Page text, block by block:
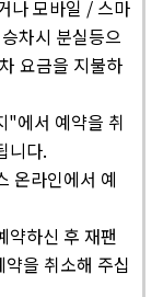
나 모바일 / 스마
차시 분실등으
요금을 지불하
"에서 예약을 취
니다.
온라인에서 예
약하신 후 재팬
을 취소해 주십